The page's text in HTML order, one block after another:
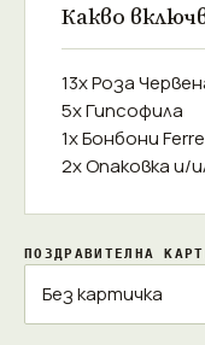
Какво
13x Роза
5x Гипсофила
1x Бонбони
2x Опаковка и/
ПОЗДРАВИТЕЛНА